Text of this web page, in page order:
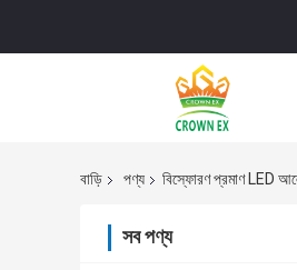
বাড়ি পণ্য বিস্ফোরণ প্রমাণ LED
সব পণ্য